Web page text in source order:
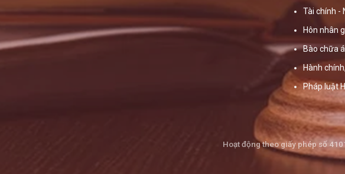
Tài chính -
Hôn nhân
Bào chữa
Hành
Pháp luật
Hoạt động theo giấy phép số